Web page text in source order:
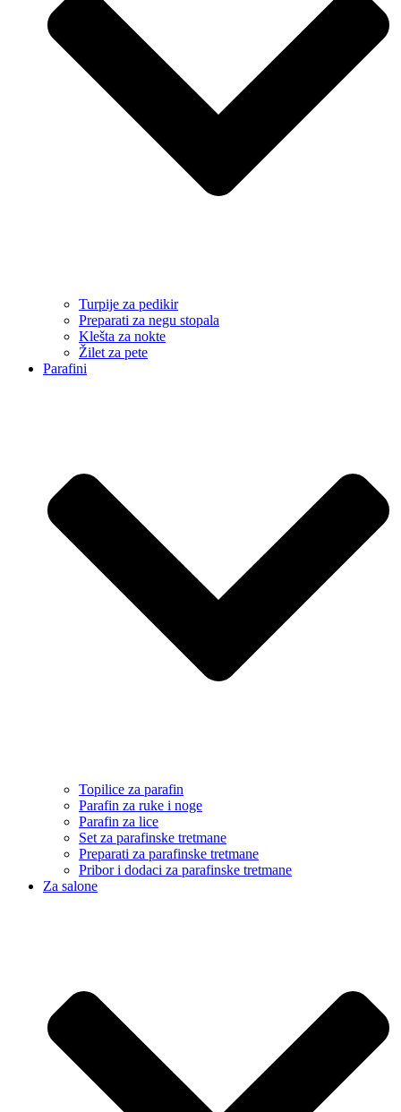
Turpije za pedikir
Preparati za negu stopala
Klešta za nokte
Žilet za pete
Parafini
Topilice za parafin
Parafin za ruke i noge
Parafin za lice
Set za parafinske tretmane
Preparati za parafinske tretmane
Pribor i dodaci za parafinske tretmane
Za salone